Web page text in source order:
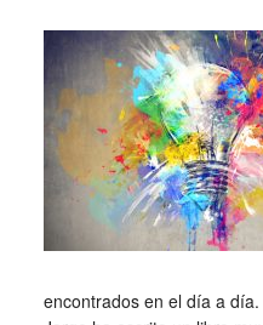
encontrados en el día a día.